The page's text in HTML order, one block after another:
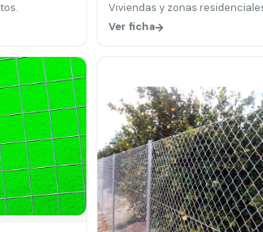
Viviendas y zonas
Ver ficha